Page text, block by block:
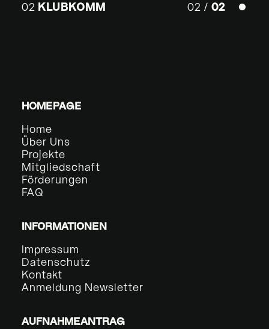
02 KLUBKOMM 02 / 02 ⏺
HOMEPAGE
Home
Über Uns
Projekte
Mitgliedschaft
Förderungen
FAQ
INFORMATIONEN
Impressum
Datenschutz
Kontakt
Anmeldung Newsletter
AUFNAHMEANTRAG